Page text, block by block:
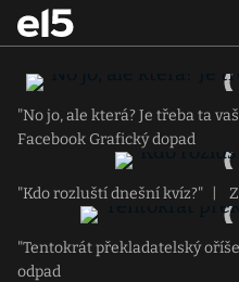
"No jo, ale která? Je třeba ta
Facebook Grafický dopad
"Kdo rozluští dnešní kvíz?"
"Tentokrát překladatelský
odpad